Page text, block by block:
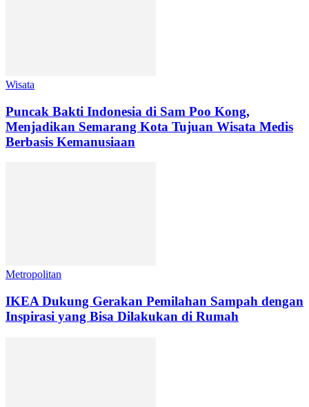
Wisata
Puncak Bakti Indonesia di Sam Poo Kong,
Menjadikan Semarang Kota Tujuan Wisata Medis
Berbasis Kemanusiaan
Metropolitan
IKEA Dukung Gerakan Pemilahan Sampah dengan
Inspirasi yang Bisa Dilakukan di Rumah